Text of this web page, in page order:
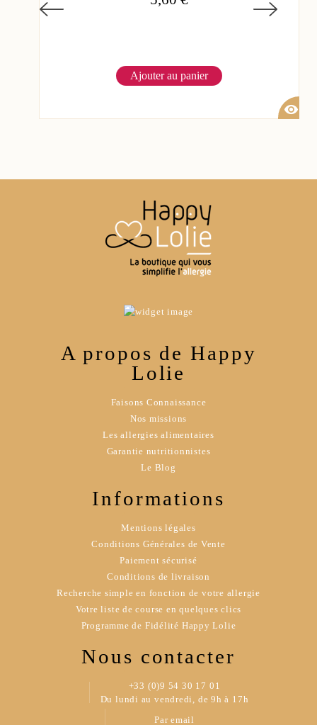
Ajouter au panier
visibility
A propos de Happy
Lolie
Faisons Connaissance
Nos missions
Les allergies alimentaires
Garantie nutritionnistes
Le Blog
Informations
Mentions légales
Conditions Générales de Vente
Paiement sécurisé
Conditions de livraison
Recherche simple en fonction de votre allergie
Votre liste de course en quelques clics
Programme de Fidélité Happy Lolie
Nous contacter
+33 (0)9 54 30 17 01
Du lundi au vendredi, de 9h à 17h
Par email